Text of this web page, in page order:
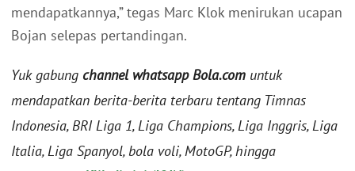
mendapatkannya,” tegas Marc Klok menirukan ucapan
Bojan selepas pertandingan.
Yuk gabung channel whatsapp Bola.com untuk
mendapatkan berita-berita terbaru tentang Timnas
Indonesia, BRI Liga 1, Liga Champions, Liga Inggris, Liga
Italia, Liga Spanyol, bola voli, MotoGP, hingga